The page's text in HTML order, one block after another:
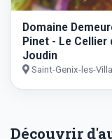
Domaine
Pinet - Le Cellier
Joudin
Saint-Genix-les-
Découvrir